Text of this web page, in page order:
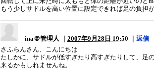
もう少しサドルを高い位置に設定できれば足の負担
ina＠管理人 ｜ 2007年9月28日 19:50
返信
さふらんさん、こんにちは
たしかに、サドルが低すぎたり高すぎたりして、足
来るかもしれませんね。